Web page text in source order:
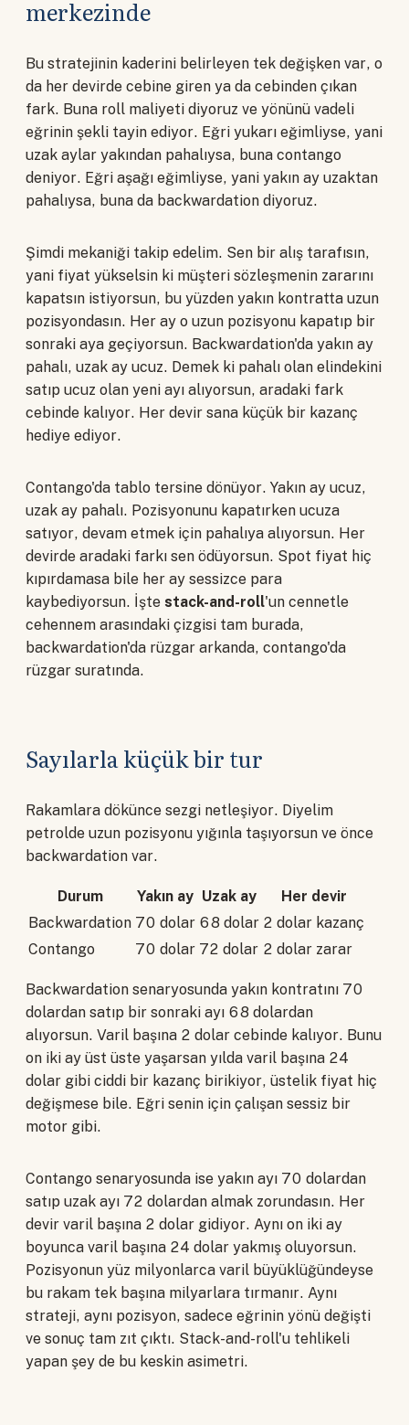
merkezinde
Bu stratejinin kaderini belirleyen tek değişken var, o
da her devirde cebine giren ya da cebinden çıkan
fark. Buna roll maliyeti diyoruz ve yönünü vadeli
eğrinin şekli tayin ediyor. Eğri yukarı eğimliyse, yani
uzak aylar yakından pahalıysa, buna contango
deniyor. Eğri aşağı eğimliyse, yani yakın ay uzaktan
pahalıysa, buna da backwardation diyoruz.
Şimdi mekaniği takip edelim. Sen bir alış tarafısın,
yani fiyat yükselsin ki müşteri sözleşmenin zararını
kapatsın istiyorsun, bu yüzden yakın kontratta uzun
pozisyondasın. Her ay o uzun pozisyonu kapatıp bir
sonraki aya geçiyorsun. Backwardation'da yakın ay
pahalı, uzak ay ucuz. Demek ki pahalı olan elindekini
satıp ucuz olan yeni ayı alıyorsun, aradaki fark
cebinde kalıyor. Her devir sana küçük bir kazanç
hediye ediyor.
Contango'da tablo tersine dönüyor. Yakın ay ucuz,
uzak ay pahalı. Pozisyonunu kapatırken ucuza
satıyor, devam etmek için pahalıya alıyorsun. Her
devirde aradaki farkı sen ödüyorsun. Spot fiyat hiç
kıpırdamasa bile her ay sessizce para
kaybediyorsun. İşte stack-and-roll'un cennetle
cehennem arasındaki çizgisi tam burada,
backwardation'da rüzgar arkanda, contango'da
rüzgar suratında.
Sayılarla küçük bir tur
Rakamlara dökünce sezgi netleşiyor. Diyelim
petrolde uzun pozisyonu yığınla taşıyorsun ve önce
backwardation var.
Durum Yakın ay Uzak ay
Her devir
Backwardation 70 dolar 68 dolar 2 dolar kazanç
Contango
70 dolar 72 dolar 2 dolar zarar
Backwardation senaryosunda yakın kontratını 70
dolardan satıp bir sonraki ayı 68 dolardan
alıyorsun. Varil başına 2 dolar cebinde kalıyor. Bunu
on iki ay üst üste yaşarsan yılda varil başına 24
dolar gibi ciddi bir kazanç birikiyor, üstelik fiyat hiç
değişmese bile. Eğri senin için çalışan sessiz bir
motor gibi.
Contango senaryosunda ise yakın ayı 70 dolardan
satıp uzak ayı 72 dolardan almak zorundasın. Her
devir varil başına 2 dolar gidiyor. Aynı on iki ay
boyunca varil başına 24 dolar yakmış oluyorsun.
Pozisyonun yüz milyonlarca varil büyüklüğündeyse
bu rakam tek başına milyarlara tırmanır. Aynı
strateji, aynı pozisyon, sadece eğrinin yönü değişti
ve sonuç tam zıt çıktı. Stack-and-roll'u tehlikeli
yapan şey de bu keskin asimetri.